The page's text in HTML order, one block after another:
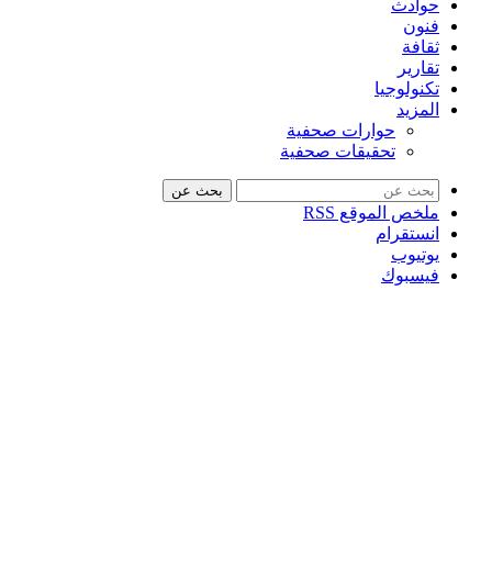
حوادث
فنون
ثقافة
تقارير
تكنولوجيا
المزيد
حوارات صحفية
تحقيقات صحفية
بحث عن
ملخص الموقع RSS
انستقرام
يوتيوب
فيسبوك